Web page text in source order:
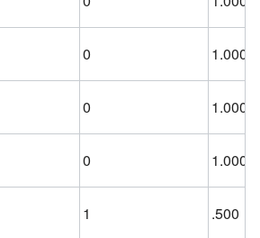
0
1.000
0
1.000
0
1.000
1
.500